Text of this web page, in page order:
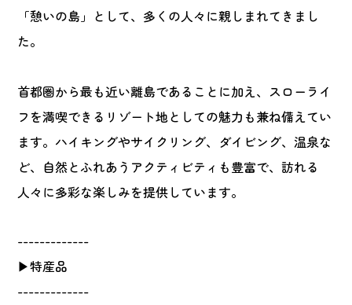
「憩いの島」として、多くの人々に親しまれてきまし
た。
首都圏から最も近い離島であることに加え、スローライ
フを満喫できるリゾート地としての魅力も兼ね備えてい
ます。ハイキングやサイクリング、ダイビング、温泉な
ど、自然とふれあうアクティビティも豊富で、訪れる
人々に多彩な楽しみを提供しています。
-------------
▶特産品
-------------